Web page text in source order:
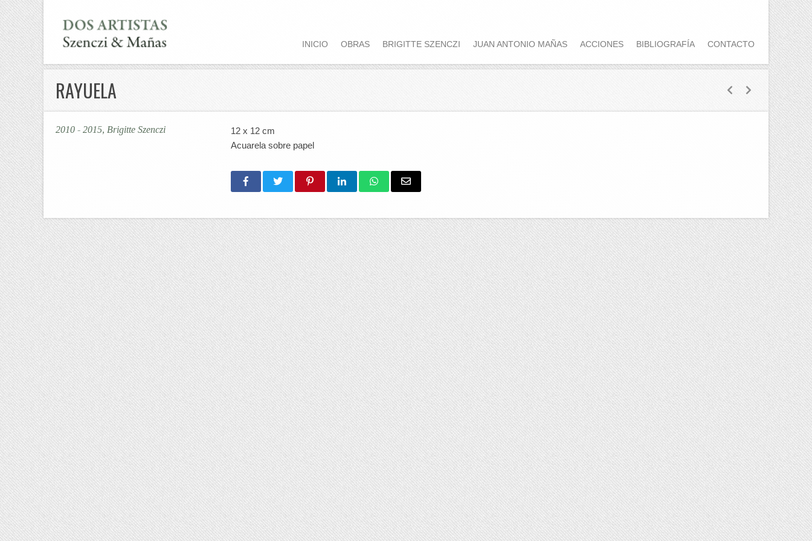
INICIO OBRAS BRIGITTE SZENCZI JUAN ANTONIO MAÑAS ACCIONES BIBLIOGRAFÍA CONTACTO
RAYUELA
12 x 12 cm
Acuarela sobre papel
2010 - 2015, Brigitte Szenczi